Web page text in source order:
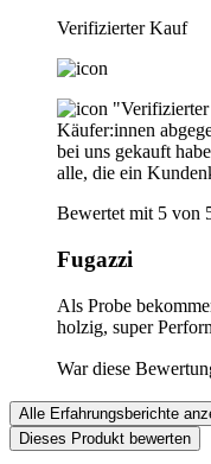
Verifizierter Kauf
"Verifizierter
Käufer:innen
bei uns gekauft
alle, die ein
Bewertet mit 5 von
Fugazzi
Als Probe
holzig, super
War diese
Alle Erfahrungsberichte
Dieses Produkt bewerten